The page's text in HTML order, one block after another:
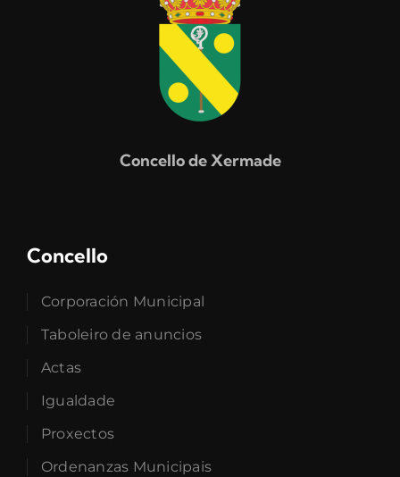
Concello de Xermade
Concello
Corporación Municipal
Taboleiro de anuncios
Actas
Igualdade
Proxectos
Ordenanzas Municipais